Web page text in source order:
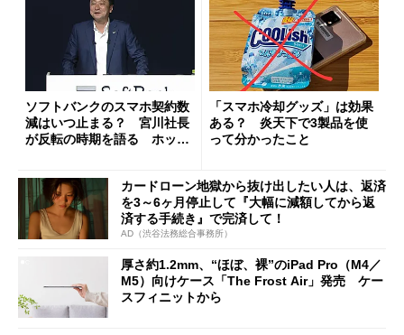
ソフトバンクのスマホ契約数
減はいつ止まる？ 宮川社長
が反転の時期を語る ホッピ
「スマホ冷却グッズ」は効果
ある？ 炎天下で3製品を使
って分かったこと
カードローン地獄から抜け出したい人は、返済
を3～6ヶ月停止して『大幅に減額してから返
済する手続き』で完済して！
AD（渋谷法務総合事務所）
厚さ約1.2mm、“ほぼ、裸”のiPad Pro（M4／
M5）向けケース「The Frost Air」発売 ケー
スフィニットから